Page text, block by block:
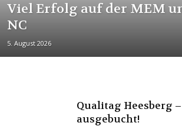
Viel Erfolg auf der MEM
NC
5. August 2026
Qualitag Heesberg
ausgebucht!